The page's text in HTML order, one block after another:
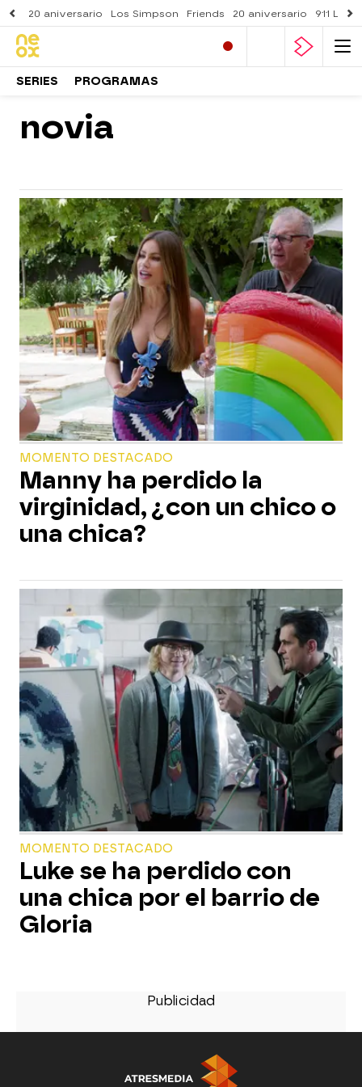
20 aniversario Los Simpson Friends 20 aniversario 911
SERIES PROGRAMAS
novia
MOMENTO DESTACADO
Manny ha perdido la
virginidad, ¿con un chico o
una chica?
MOMENTO DESTACADO
Luke se ha perdido con
una chica por el barrio de
Gloria